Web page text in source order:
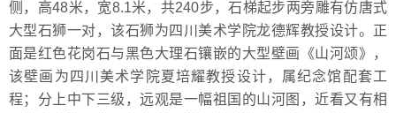
侧，高48米，宽8.1米，共240步，石梯起步两旁雕有仿唐式
大型石狮一对，该石狮为四川美术学院龙德辉教授设计。正
面是红色花岗石与黑色大理石镶嵌的大型壁画《山河颂》，
该壁画为四川美术学院夏培耀教授设计，属纪念馆配套工
程；分上中下三级，远观是一幅祖国的山河图，近看又有相